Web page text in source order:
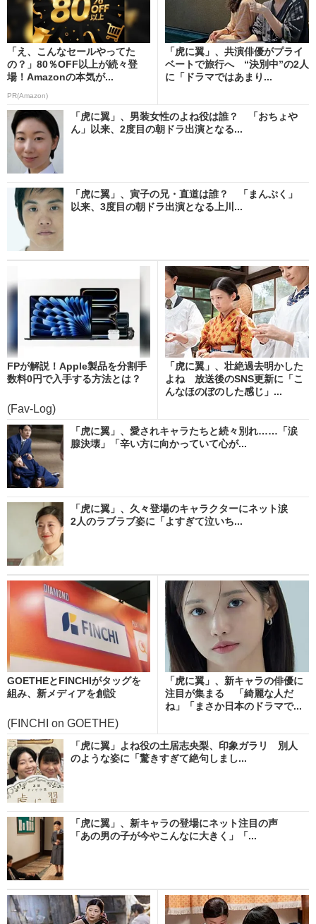
「え、こんなセールやってた
の？」80％OFF以上が続々登
場！Amazonの本気が...
PR(Amazon)
「虎に翼」、共演俳優がプライ
ベートで旅行へ “決別中”の2人
に「ドラマではあまり...
「虎に翼」、男装女性のよね役は誰？ 「おちょや
ん」以来、2度目の朝ドラ出演となる...
「虎に翼」、寅子の兄・直道は誰？ 「まんぷく」
以来、3度目の朝ドラ出演となる上川...
FPが解説！Apple製品を分割手
数料0円で入手する方法とは？
(Fav-Log)
「虎に翼」、壮絶過去明かした
よね 放送後のSNS更新に「こ
んなほのぼのした感じ」...
「虎に翼」、愛されキャラたちと続々別れ……「涙
腺決壊」「辛い方に向かっていて心が...
「虎に翼」、久々登場のキャラクターにネット涙
2人のラブラブ姿に「よすぎて泣いち...
GOETHEとFINCHIがタッグを
組み、新メディアを創設
(FINCHI on GOETHE)
「虎に翼」、新キャラの俳優に
注目が集まる 「綺麗な人だ
ね」「まさか日本のドラマで...
「虎に翼」よね役の土居志央梨、印象ガラリ 別人
のような姿に「驚きすぎて絶句しまし...
「虎に翼」、新キャラの登場にネット注目の声
「あの男の子が今やこんなに大きく」「...